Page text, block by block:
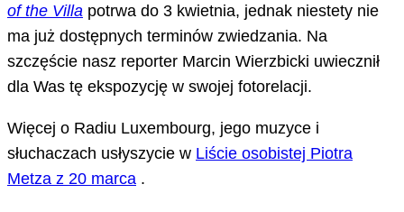
of the Villa potrwa do 3 kwietnia, jednak niestety nie
ma już dostępnych terminów zwiedzania. Na
szczęście nasz reporter Marcin Wierzbicki uwiecznił
dla Was tę ekspozycję w swojej fotorelacji.
Więcej o Radiu Luxembourg, jego muzyce i
słuchaczach usłyszycie w Liście osobistej Piotra
Metza z 20 marca .